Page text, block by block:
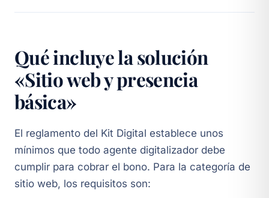
Qué incluye la solución
«Sitio web y presencia
básica»
El reglamento del Kit Digital establece unos
mínimos que todo agente digitalizador debe
cumplir para cobrar el bono. Para la categoría de
sitio web, los requisitos son: